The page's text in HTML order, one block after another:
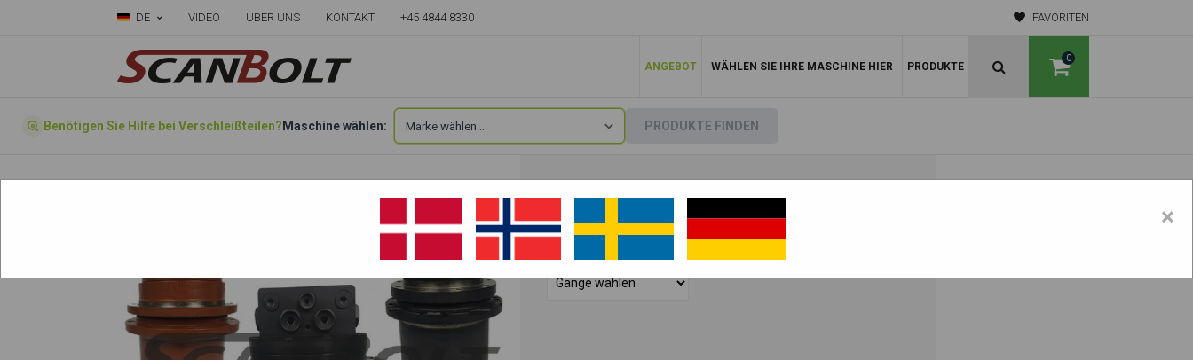
DE VIDEO ÜBER UNS KONTAKT +45 4844 8330 FAVORITEN
0
ANGEBOT WÄHLEN SIE IHRE MASCHINE HIER PRODUKTE
Benötigen Sie Hilfe bei Verschleißteilen? Maschine wählen: PRODUKTE FINDEN
FAHRMOTOR ATLAS 804
×